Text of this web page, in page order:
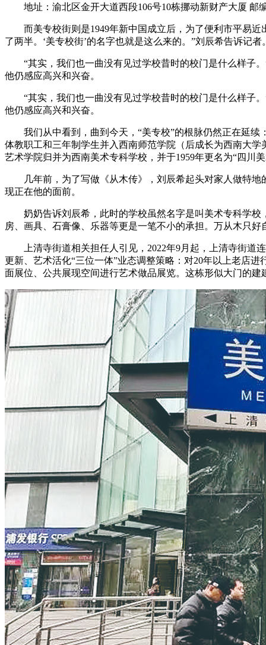
地址：渝北区金开大道西段106号10栋挪动新财产大厦 邮
而美专校街则是1949年新中国成立后，为了便利市平易近
了两半。‘美专校街’的名字也就是这么来的。”刘辰希告诉记者
“其实，我们也一曲没有见过学校昔时的校门是什么样子。
他仍感应高兴和兴奋。
“其实，我们也一曲没有见过学校昔时的校门是什么样子。
他仍感应高兴和兴奋。
我们从中看到，曲到今天，“美专校”的根脉仍然正在延续
体教职工和三年制学生并入西南师范学院（后成长为西南大
艺术学院归并为西南美术专科学校，并于1959年更名为“四川
几年前，为了写做《从木传》，刘辰希起头对家人做特地
现正在他的面前。
奶奶告诉刘辰希，此时的学校虽然名字是叫美术专科学校
房、画具、石膏像、乐器等更是一笔不小的承担。万从木只好
上清寺街道相关担任人引见，2022年9月起，上清寺街道
更新、艺术活化“三位一体”业态调整策略：对20年以上老店
面展位、公共展现空间进行艺术做品展览。这栋形似大门的建